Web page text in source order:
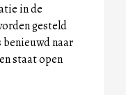
in de
gesteld
benieuwd naar
staat open